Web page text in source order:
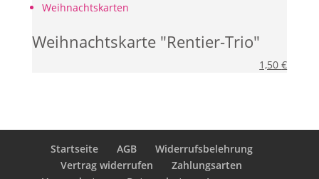
Weihnachtskarten
Weihnachtskarte "Rentier-Trio"
1,50€
Startseite AGB
Widerrufsbelehrung
Vertrag widerrufen
Zahlungsarten